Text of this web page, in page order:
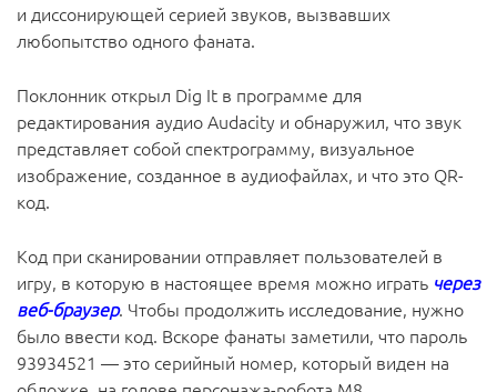
и диссонирующей серией звуков, вызвавших
любопытство одного фаната.
Поклонник открыл Dig It в программе для
редактирования аудио Audacity и обнаружил, что звук
представляет собой спектрограмму, визуальное
изображение, созданное в аудиофайлах, и что это QR-
код.
Код при сканировании отправляет пользователей в
игру, в которую в настоящее время можно играть через
веб-браузер. Чтобы продолжить исследование, нужно
было ввести код. Вскоре фанаты заметили, что пароль
93934521 — это серийный номер, который виден на